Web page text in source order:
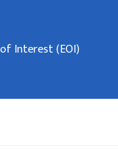
Interest (EOI)